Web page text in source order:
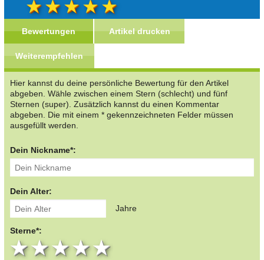
Bewertungen Artikel drucken
Weiterempfehlen
Hier kannst du deine persönliche Bewertung für den Artikel
abgeben. Wähle zwischen einem Stern (schlecht) und fünf
Sternen (super). Zusätzlich kannst du einen Kommentar
abgeben. Die mit einem * gekennzeichneten Felder müssen
ausgefüllt werden.
Dein Nickname*:
Dein Alter:
Jahre
Sterne*:
4 stars
3 stars
2 stars
1 star